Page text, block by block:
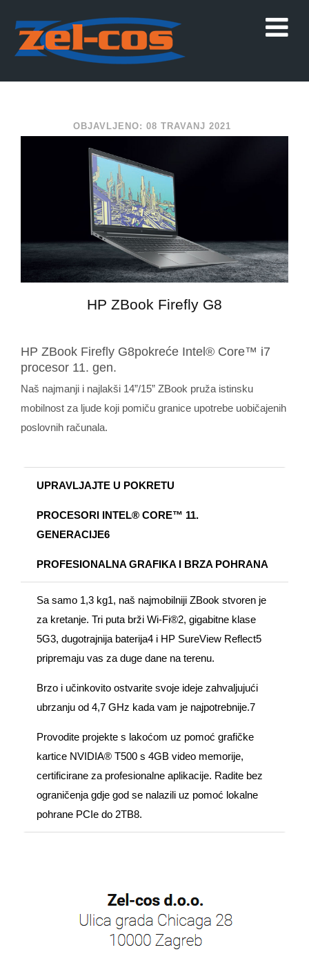
OBJAVLJENO: 08 TRAVANJ 2021
HP ZBook Firefly G8
HP ZBook Firefly G8pokreće Intel® Core™ i7
procesor 11. gen.
Naš najmanji i najlakši 14”/15” ZBook pruža istinsku
mobilnost za ljude koji pomiču granice upotrebe uobičajenih
poslovnih računala.
UPRAVLJAJTE U POKRETU
PROCESORI INTEL® CORE™ 11.
GENERACIJE6
PROFESIONALNA GRAFIKA I BRZA POHRANA
Sa samo 1,3 kg1, naš najmobilniji ZBook stvoren je
za kretanje. Tri puta brži Wi‑Fi®2, gigabitne klase
5G3, dugotrajnija baterija4 i HP SureView Reflect5
pripremaju vas za duge dane na terenu.
Brzo i učinkovito ostvarite svoje ideje zahvaljujući
ubrzanju od 4,7 GHz kada vam je najpotrebnije.7
Provodite projekte s lakoćom uz pomoć grafičke
kartice NVIDIA® T500 s 4GB video memorije,
certificirane za profesionalne aplikacije. Radite bez
ograničenja gdje god se nalazili uz pomoć lokalne
pohrane PCIe do 2TB8.